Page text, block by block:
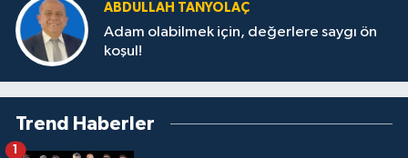
ABDULLAH TANYOLAÇ
Adam olabilmek için, değerlere saygı ön
koşul!
Trend Haberler
1